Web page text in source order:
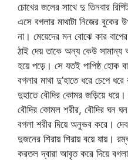
চোখের জলের সাথে দু তিনবার
এসে বগলার মাথাটা নিজের
না। মেয়েদের মন বোঝে কার
ঠাই দেয় তাকে অন্য কেউ সামান্য
হয়ে পড়ে। সে যতই পাপিষ্ঠ হোক
বগলার মাথা দু’হাতে ধরে চেপে
দুহাতে বৌদির কোমর জড়িয়ে ধরে।
বৌদির কোমল শরীর, বৌদির ঘন ঘন
বগলা শরীর দিয়ে অনুভব করে।
দুজনের শিরায় শিরায় বয়ে যায়।
করতল দ্বারা আবৃত করে দিয়ে